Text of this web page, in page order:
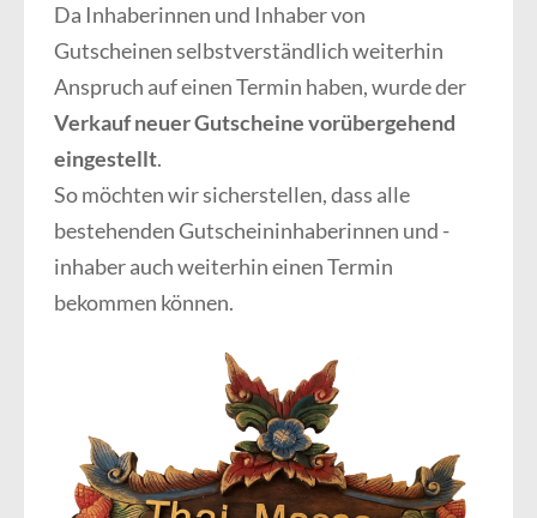
Da Inhaberinnen und Inhaber von
Gutscheinen selbstverständlich weiterhin
Anspruch auf einen Termin haben, wurde der
Verkauf neuer Gutscheine vorübergehend
eingestellt.
So möchten wir sicherstellen, dass alle
bestehenden Gutscheininhaberinnen und -
inhaber auch weiterhin einen Termin
bekommen können.